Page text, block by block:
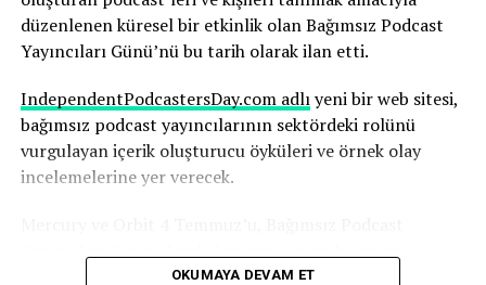
“Yapay zekadaki değişim hızını ve yapay zekanın şu anda
basında nasıl yankı uyandırdığını anlamak herkes için
çok önemli; yaşananlar büyüleyici” diyen Robbins,
şunları söyledi:
“Nice’te uçaktan indim ve Today Show’dan arkadaşım
Huda ile karşılaştım. Uzun uzun sohbet ettik. İkimizin
bir makale yazdı. Bu, bana göre, içinde bulunduğunuz
düzenlenen küresel bir etkinlik olan Bağımsız Podcast
Yayıncıları Günü’nü bu tarih olarak ilan etti.
IndependentPodcastersDay.com adlıyeni bir web sitesi,
bağımsız podcast yayıncılarının sektördeki rolünü
vurgulayan içerik oluşturucu öyküleri ve örnek olay
incelemelerine yer verecek.
podcast yayıncılarını bu günü desteklemeye çağırdı.
OKUMAYA DEVAM ET